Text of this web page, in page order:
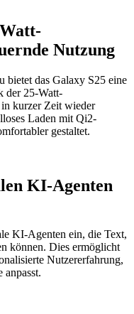
Nutzung
bietet das Galaxy S25 eine
der 25-Watt-
kurzer Zeit wieder
Laden mit Qi2-
gestaltet.
KI-Agenten
KI-Agenten ein, die Text,
können. Dies ermöglicht
Nutzererfahrung,